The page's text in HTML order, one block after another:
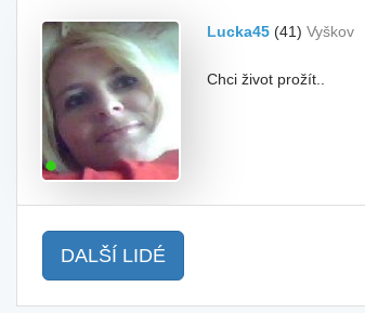
Lucka45 (41) Vyškov
Chci život prožít..
DALŠÍ LIDÉ